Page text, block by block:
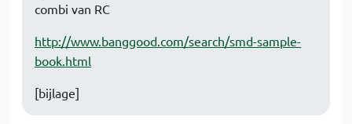
combi van RC
http://www.banggood.com/search/smd-sample-
book.html
[bijlage]